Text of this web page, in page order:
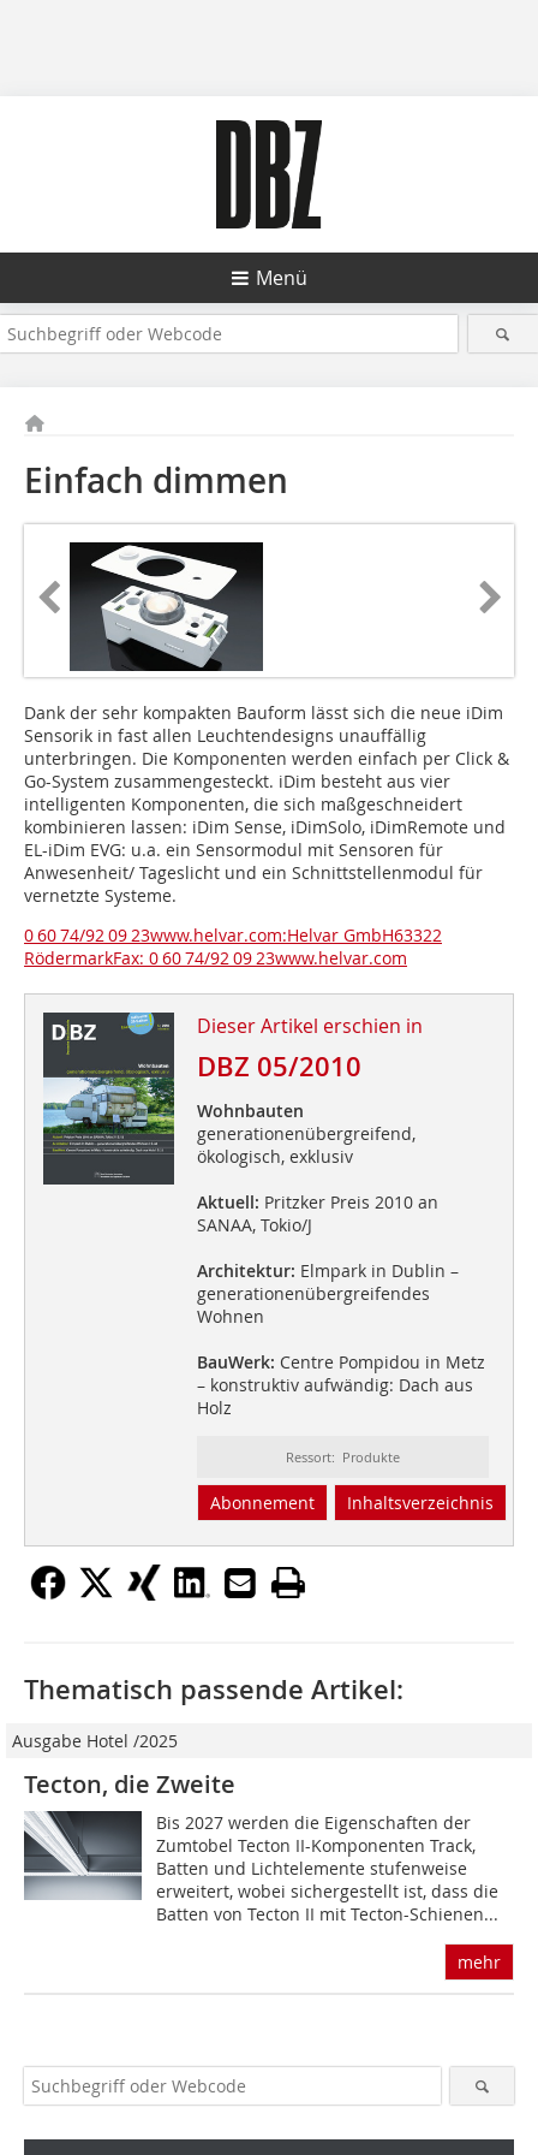
Menü
Einfach dimmen
Dank der sehr kompakten Bauform lässt sich die neue iDim
Sensorik in fast allen Leuchtendesigns unauffällig
unterbringen. Die Komponenten werden einfach per Click &
Go-System zusammengesteckt. iDim besteht aus vier
intelligen­ten Komponenten, die sich maßgeschneidert
kombinieren lassen: iDim Sense, iDimSolo, iDimRemote und
EL-iDim EVG: u.a. ein Sensormodul mit Sensoren für
Anwesenheit/ Tageslicht und ein Schnittstellenmodul für
vernetzte Systeme.
0 60 74/92 09 23www.helvar.com:Helvar GmbH63322
RödermarkFax: 0 60 74/92 09 23www.helvar.com
Dieser Artikel erschien in
DBZ 05/2010
Wohnbauten
generationenübergreifend,
ökologisch, exklusiv
Aktuell: Pritzker Preis 2010 an
SANAA, Tokio/J
Architektur: Elmpark in Dublin –
generationenübergreifendes
Wohnen
BauWerk: Centre Pompidou in Metz
– konstruktiv aufwändig: Dach aus
Holz
Ressort: Produkte
Abonnement Inhaltsverzeichnis
Thematisch passende Artikel:
Ausgabe Hotel /2025
Tecton, die Zweite
Bis 2027 werden die Eigenschaften der
Zumtobel Tecton II-Komponenten Track,
Batten und Lichtelemente stufenweise
erweitert, wobei sichergestellt ist, dass die
Batten von Tecton II mit Tecton-Schienen...
mehr